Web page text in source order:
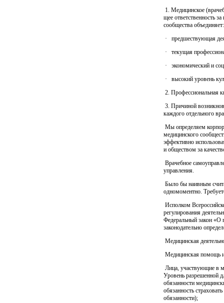
1. Медицинское
щее ответст­вен­ность
сообщества объединяет:
·
предшествующая
·
текущая
·
экономический и
·
высокий уровень
2. Профессиональная
3. Причиной
каждого отдельного
Мы определяем
медицинского
эффективно
и обществом за
Врачебное
управления.
Было бы наивным
одномоментно.
Исполком
регулирования
Федеральный закон «О
законодательно
Медицинская
Медицинская помощь
Лица, участвующие в
Уровень разрешенной
обязанности
обязанность
обязанности);